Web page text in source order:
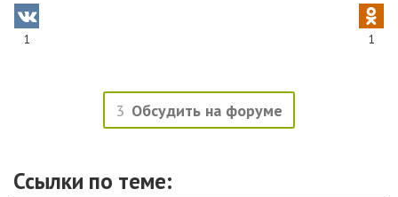
1 1
3 Обсудить на форуме
Ссылки по теме: